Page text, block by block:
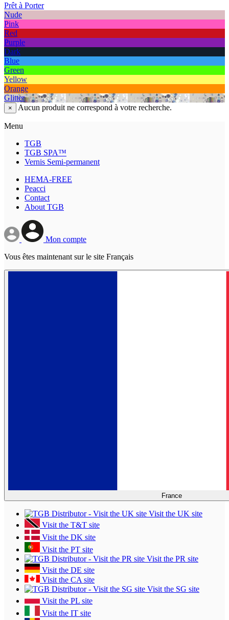
Prêt à Porter
Nude
Pink
Red
Purple
Dark
Blue
Green
Yellow
Orange
Glitter
× Aucun produit ne correspond à votre recherche.
Menu
TGB
TGB SPA™
Vernis Semi-permanent
HEMA-FREE
Peacci
Contact
About TGB
Mon compte
Vous êtes maintenant sur le site Français
France
Visit the UK site
Visit the T&T site
Visit the DK site
Visit the PT site
Visit the PR site
Visit the DE site
Visit the CA site
Visit the SG site
Visit the PL site
Visit the IT site